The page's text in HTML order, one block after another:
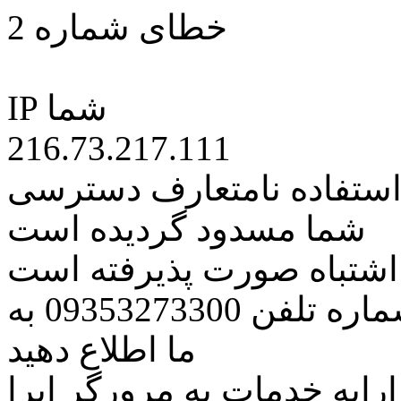
خطای شماره 2
IP شما
216.73.217.111
نامتعارف دسترسی
شما مسدود گردیده است
اشتباه صورت پذیرفته است
مراتب این مسئله را از طریق شماره تلفن 09353273300 به
ما اطلاع دهید
خدمات به مرورگر اپرا